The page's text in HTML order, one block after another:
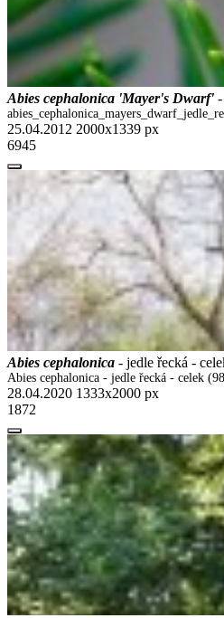
Abies cephalonica 'Mayer's Dwarf'
25.04.2012 2000x1339 px
6945
Abies cephalonica - jedle řecká -
Abies cephalonica - jedle řecká - celek
28.04.2020 1333x2000 px
1872